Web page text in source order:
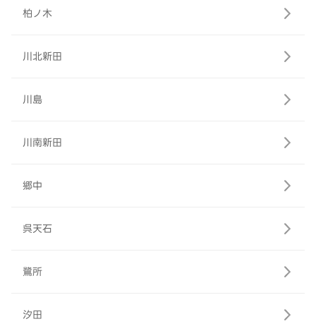
柏ノ木
川北新田
川島
川南新田
郷中
呉天石
鷺所
汐田